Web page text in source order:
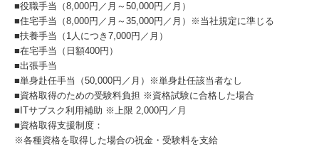
■役職手当（8,000円／月～50,000円／月）
■住宅手当（8,000円／月～35,000円／月）※当社規定に準じる
■扶養手当（1人につき7,000円／月）
■在宅手当（日額400円）
■出張手当
■単身赴任手当（50,000円／月）※単身赴任該当者なし
■資格取得のための受験料負担 ※資格試験に合格した場合
■ITサブスク利用補助 ※上限 2,000円／月
■資格取得支援制度：
※各種資格を取得した場合の祝金・受験料を支給